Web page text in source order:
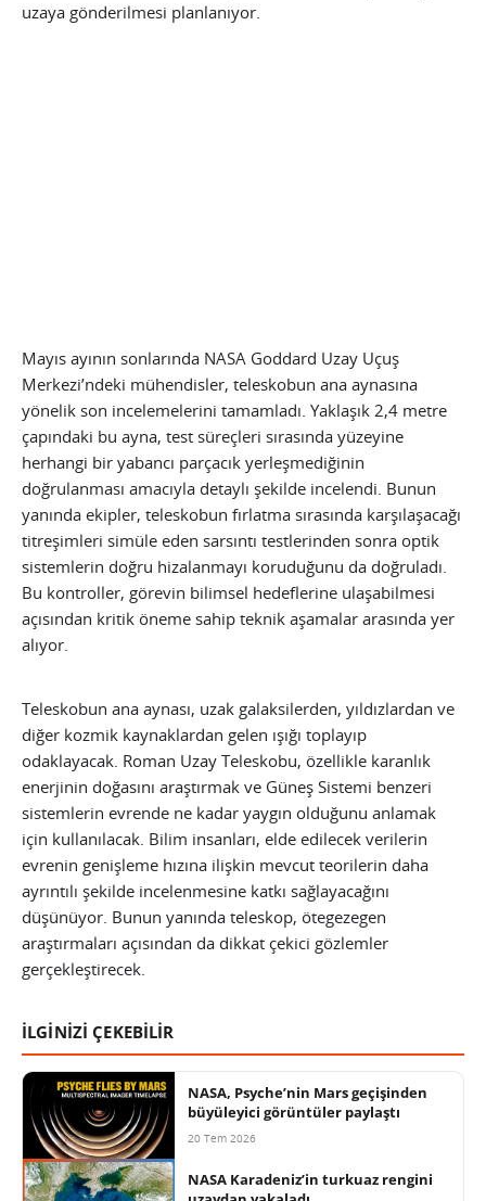
uzaya gönderilmesi planlanıyor.
Mayıs ayının sonlarında NASA Goddard Uzay Uçuş
Merkezi’ndeki mühendisler, teleskobun ana aynasına
yönelik son incelemelerini tamamladı. Yaklaşık 2,4 metre
çapındaki bu ayna, test süreçleri sırasında yüzeyine
herhangi bir yabancı parçacık yerleşmediğinin
doğrulanması amacıyla detaylı şekilde incelendi. Bunun
yanında ekipler, teleskobun fırlatma sırasında karşılaşacağı
titreşimleri simüle eden sarsıntı testlerinden sonra optik
sistemlerin doğru hizalanmayı koruduğunu da doğruladı.
Bu kontroller, görevin bilimsel hedeflerine ulaşabilmesi
açısından kritik öneme sahip teknik aşamalar arasında yer
alıyor.
Teleskobun ana aynası, uzak galaksilerden, yıldızlardan ve
diğer kozmik kaynaklardan gelen ışığı toplayıp
odaklayacak. Roman Uzay Teleskobu, özellikle karanlık
enerjinin doğasını araştırmak ve Güneş Sistemi benzeri
sistemlerin evrende ne kadar yaygın olduğunu anlamak
için kullanılacak. Bilim insanları, elde edilecek verilerin
evrenin genişleme hızına ilişkin mevcut teorilerin daha
ayrıntılı şekilde incelenmesine katkı sağlayacağını
düşünüyor. Bunun yanında teleskop, ötegezegen
araştırmaları açısından da dikkat çekici gözlemler
gerçekleştirecek.
İLGİNİZİ ÇEKEBİLİR
NASA, Psyche’nin Mars geçişinden
büyüleyici görüntüler paylaştı
20 Tem 2026
NASA Karadeniz’in turkuaz rengini